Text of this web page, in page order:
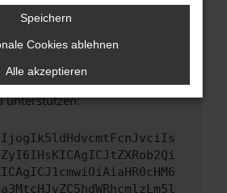
den Webseitenbetreiber.
genannten Schritte versucht
uns bitte. Wir werden
Problem zu beheben. Du kannst
schicken, um uns bei der
unterstützen:
Speichern
Cookies ablehnen
Alle akzeptieren